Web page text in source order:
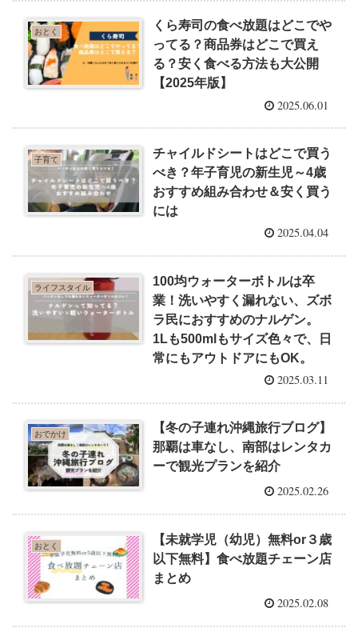
おとく
くら寿司の食べ放題はどこでや
ってる？商品券はどこで買え
る？安く食べる方法も大公開
【2025年版】
2025.06.01
子育て
チャイルドシートはどこで買う
べき？年子育児の新生児～4歳
おすすめ組み合わせ＆安く買う
には
2025.04.04
ライフスタイル
100均ウォーターボトルは卒
業！洗いやすく漏れない、ズボ
ラ民におすすめのナルゲン。
1Lも500mlもサイズ色々で、日
常にもアウトドアにもOK。
2025.03.11
おでかけ
【冬の子連れ沖縄旅行ブログ】
那覇は車なし、南部はレンタカ
ーで観光プランを紹介
2025.02.26
おとく
【未就学児（幼児）無料or３歳
以下無料】食べ放題チェーン店
まとめ
2025.02.08